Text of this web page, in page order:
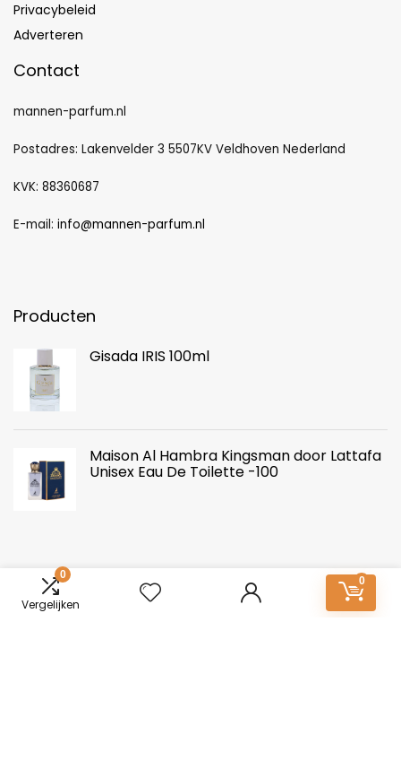
0
Vergelijken
0
Privacybeleid
Adverteren
Contact
mannen-parfum.nl
Postadres: Lakenvelder 3 5507KV Veldhoven Nederland
KVK: 88360687
E-mail: info@mannen-parfum.nl
Producten
Gisada IRIS 100ml
Maison Al Hambra Kingsman door Lattafa
Unisex Eau De Toilette -100